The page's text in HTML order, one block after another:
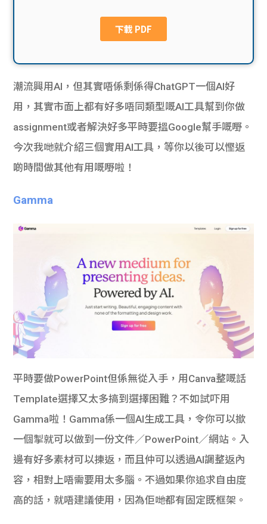
網上
私人
貸款
計數
校園
Gui
理財
Gui
潮流興用AI ，但其實唔係剩係得ChatGPT一個AI好
用，其實市面上都有好多唔同類型嘅AI工具幫到你做
assignment或者解決好多平時要搵Google幫手嘅嘢。
今次我哋就介紹三個實用AI工具，等你以後可以慳返
啲時間做其他有用嘅嘢啦！
Gamma
平時要做PowerPoint但係無從入手，用 Canva整嘅話
Template選擇又太多搞到選擇困難？不如試吓用
Gamma啦！ Gamma係一個AI生成工具，令你可以撳
一個掣就可以做到一份文件／PowerPoint／網站。入
邊有好多素材可以揀返，而且仲可以透過AI調整返內
容，相對上唔需要用太多腦。不過如果你追求自由度
高的話，就唔建議使用，因為佢哋都有固定既框架。